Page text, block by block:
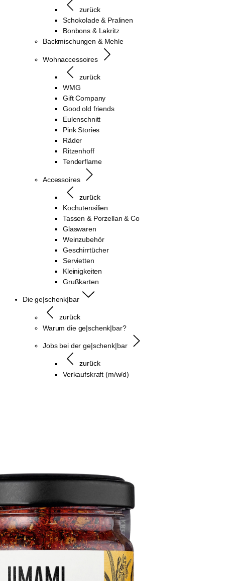
zurück
Schokolade & Pralinen
Bonbons & Lakritz
Backmischungen & Mehle
Wohnaccessoires
zurück
WMG
Gift Company
Good old friends
Eulenschnitt
Pink Stories
Räder
Ritzenhoff
Tenderflame
Accessoires
zurück
Kochutensilien
Tassen & Porzellan & Co
Glaswaren
Weinzubehör
Geschirrtücher
Servietten
Kleinigkeiten
Grußkarten
Die ge|schenk|bar
zurück
Warum die ge|schenk|bar?
Jobs bei der ge|schenk|bar
zurück
Verkaufskraft (m/w/d)